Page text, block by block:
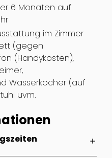
6 Monaten auf
im Zimmer
(gegen
(Handykosten),
Wasserkocher (auf
uvm.
add